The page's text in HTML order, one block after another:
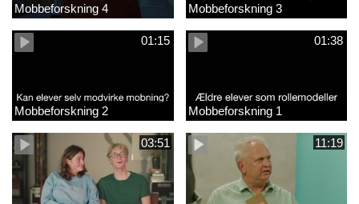
Mobbeforskning 4 Mobbeforskning 3
01:15
Mobbeforskning 2
01:38
Mobbeforskning 1
03:51 11:19